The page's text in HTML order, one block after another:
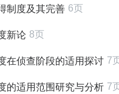
制度及其完善 6页
新论 8页
在侦查阶段的适用探讨 7
的适用范围研究与分析 7